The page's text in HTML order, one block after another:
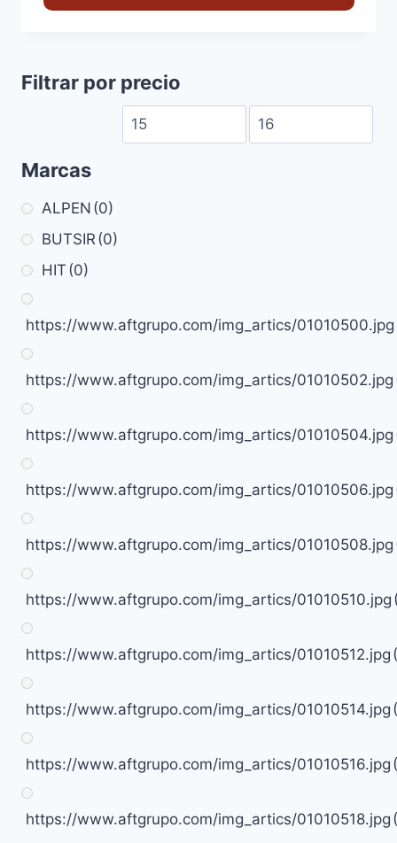
Filtrar por precio
Marcas
ALPEN (0)
BUTSIR(0)
HIT (0)
https://www.aftgrupo.com/img_artics/01010500.jpg
https://www.aftgrupo.com/img_artics/01010502.jpg
https://www.aftgrupo.com/img_artics/01010504.jpg
https://www.aftgrupo.com/img_artics/01010506.jpg
https://www.aftgrupo.com/img_artics/01010508.jpg
https://www.aftgrupo.com/img_artics/01010510.jpg
https://www.aftgrupo.com/img_artics/01010512.jpg
https://www.aftgrupo.com/img_artics/01010514.jpg
https://www.aftgrupo.com/img_artics/01010516.jpg
https://www.aftgrupo.com/img_artics/01010518.jpg